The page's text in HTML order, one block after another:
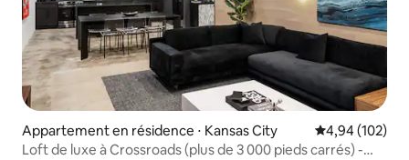
Appartement en résidence ⋅ Kansas City Évaluation
4,94 (102)
Loft de luxe à Crossroads (plus de 3 000 pieds carrés) -